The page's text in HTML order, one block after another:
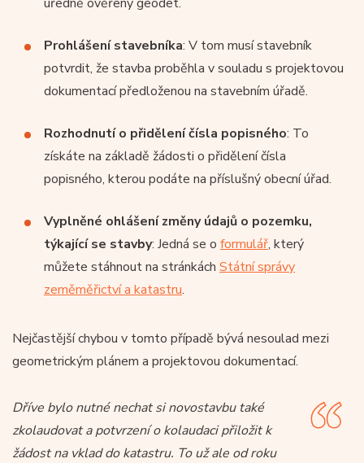
Prohlášení stavebníka: V tom musí stavebník
potvrdit, že stavba proběhla v souladu s projektovou
dokumentací předloženou na stavebním úřadě.
Rozhodnutí o přidělení čísla popisného: To
získáte na základě žádosti o přidělení čísla
popisného, kterou podáte na příslušný obecní úřad.
Vyplněné ohlášení změny údajů o pozemku,
týkající se stavby: Jedná se o formulář, který
můžete stáhnout na stránkách Státní správy
zeměměřictví a katastru.
Nejčastější chybou v tomto případě bývá nesoulad mezi
geometrickým plánem a projektovou dokumentací.
Dříve bylo nutné nechat si novostavbu také
zkolaudovat a potvrzení o kolaudaci přiložit k
žádost na vklad do katastru. To už ale od roku